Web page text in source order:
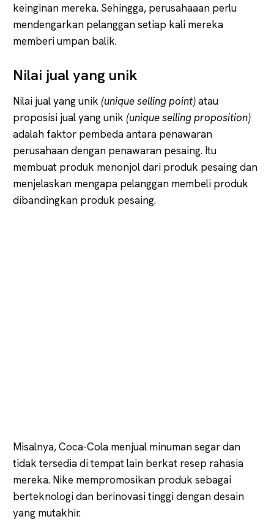
keinginan mereka. Sehingga, perusahaaan perlu
mendengarkan pelanggan setiap kali mereka
memberi umpan balik.
Nilai jual yang unik
Nilai jual yang unik (unique selling point)atau
proposisi jual yang unik (unique selling proposition)
adalah faktor pembeda antara penawaran
perusahaan dengan penawaran pesaing. Itu
membuat produk menonjol dari produk pesaing dan
menjelaskan mengapa pelanggan membeli produk
dibandingkan produk pesaing.
Misalnya, Coca-Cola menjual minuman segar dan
tidak tersedia di tempat lain berkat resep rahasia
mereka. Nike mempromosikan produk sebagai
berteknologi dan berinovasi tinggi dengan desain
yang mutakhir.